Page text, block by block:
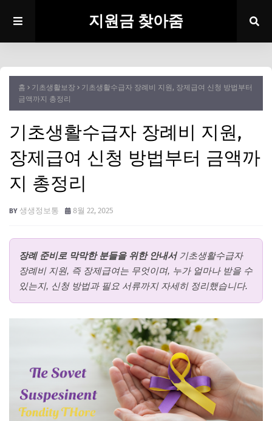
지원금 찾아줌
홈 기초생활보장
기초생활수급자 장례비 지원, 장제급여 신청 방법부터
금액까지 총정리
기초생활수급자 장례비 지원,
장제급여 신청 방법부터 금액까
지 총정리
생생정보통 8월 22, 2025
장례 준비로 막막한 분들을 위한 안내서기초생활수급자
장례비 지원, 즉 장제급여는 무엇이며, 누가 얼마나 받을 수
있는지, 신청 방법과 필요 서류까지 자세히 정리했습니다.